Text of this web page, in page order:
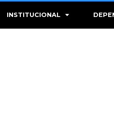
INSTITUCIONAL